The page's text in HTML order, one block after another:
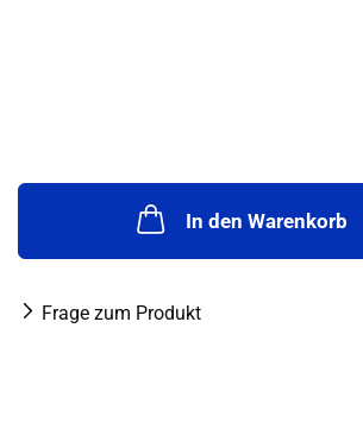
In den Warenkorb
Frage zum Produkt